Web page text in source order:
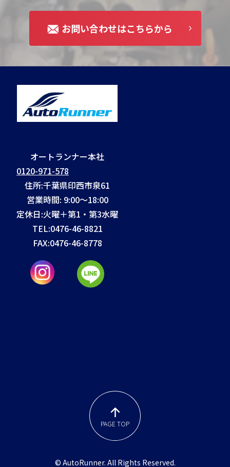
お問い合わせはこちらから
オートランナー本社
0120-971-578
住所:千葉県印西市泉61
営業時間: 9:00～18:00
定休日:火曜＋第1・第3水曜
TEL:0476-46-8821
FAX:0476-46-8778
PAGE TOP
© AutoRunner. All Rights Reserved.